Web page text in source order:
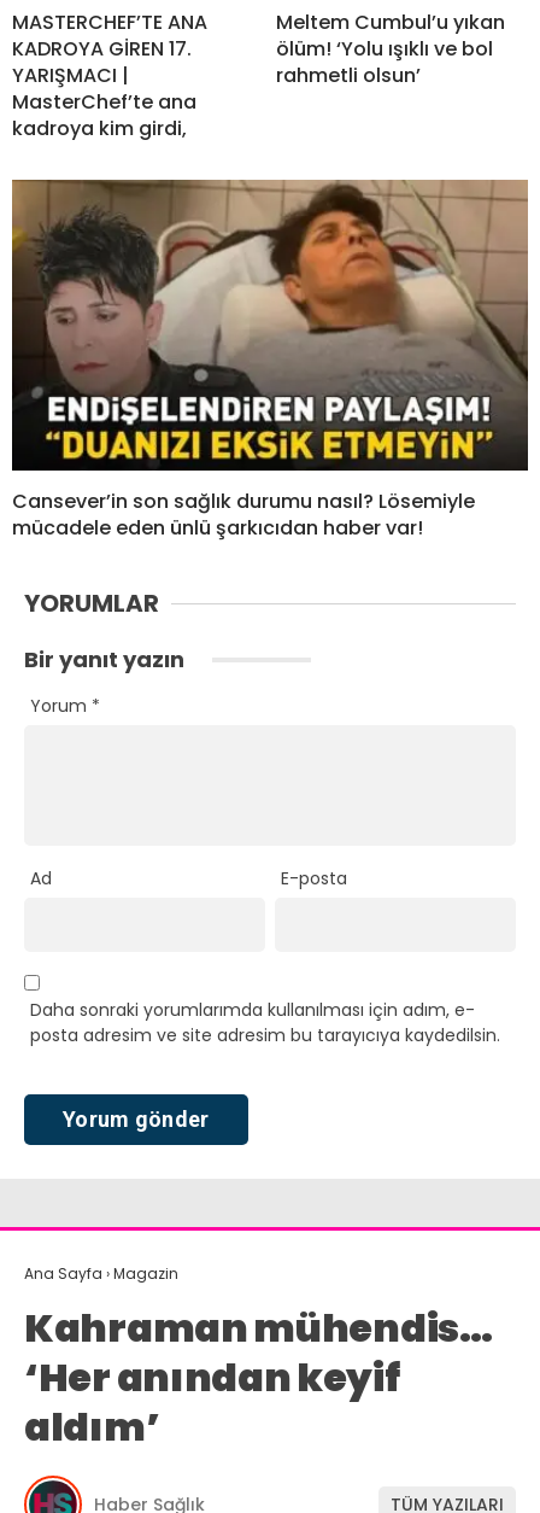
MASTERCHEF’TE ANA
KADROYA GİREN 17.
YARIŞMACI |
MasterChef’te ana
kadroya kim girdi,
Meltem Cumbul’u yıkan
ölüm! ‘Yolu ışıklı ve bol
rahmetli olsun’
Cansever’in son sağlık durumu nasıl? Lösemiyle
mücadele eden ünlü şarkıcıdan haber var!
YORUMLAR
Bir yanıt yazın
Yorum *
Ad E-posta
Daha sonraki yorumlarımda kullanılması için adım, e-
posta adresim ve site adresim bu tarayıcıya kaydedilsin.
Ana Sayfa ›Magazin
Kahraman mühendis…
‘Her anından keyif
aldım’
Haber Sağlık TÜM YAZILARI